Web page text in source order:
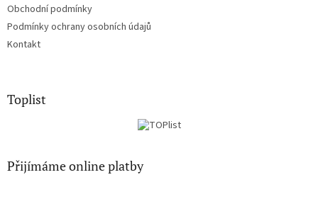
Obchodní podmínky
Podmínky ochrany osobních údajů
Kontakt
Toplist
Přijímáme online platby